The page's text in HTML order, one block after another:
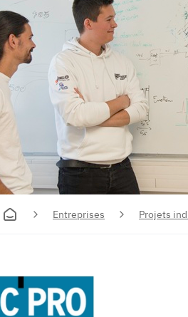
Entreprises Projets